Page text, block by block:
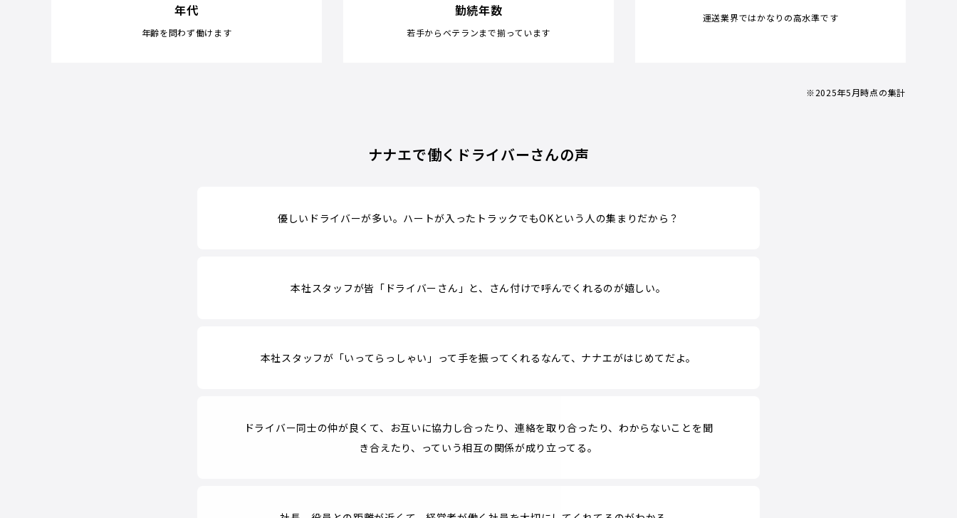
年代
年齢を問わず働けます
勤続年数
若手からベテランまで揃っています
運送業界ではかなりの高水準です
※2025年5月時点の集計
ナナエで働くドライバーさんの声
優しいドライバーが多い。ハートが入ったトラックでもOKという人の集まりだから？
本社スタッフが皆「ドライバーさん」と、さん付けで呼んでくれるのが嬉しい。
本社スタッフが「いってらっしゃい」って手を振ってくれるなんて、ナナエがはじめてだよ。
ドライバー同士の仲が良くて、お互いに協力し合ったり、連絡を取り合ったり、わからないことを聞
き合えたり、っていう相互の関係が成り立ってる。